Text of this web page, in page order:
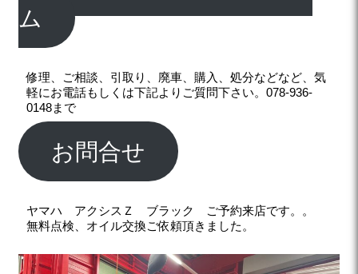
ム
修理、ご相談、引取り、廃車、購入、処分などなど、気
軽にお電話もしくは下記よりご質問下さい。078-936-
0148まで
お問合せ
ヤマハ アクシスＺ ブラック ご予約来店です。。
無料点検、オイル交換ご依頼頂きました。